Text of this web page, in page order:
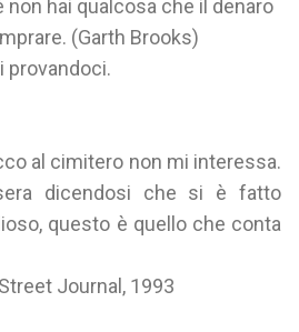
hai qualcosa che il denaro
(Garth Brooks)
provandoci.
al cimitero non mi interessa.
dicendosi che si è fatto
questo è quello che conta
Journal, 1993